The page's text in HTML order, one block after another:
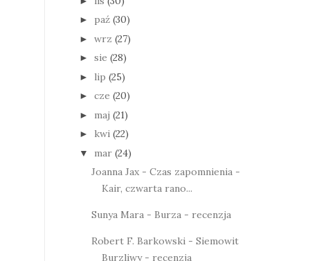
► paź (30)
► wrz (27)
► sie (28)
► lip (25)
► cze (20)
► maj (21)
► kwi (22)
▼ mar (24)
Joanna Jax - Czas zapomnienia -
Kair, czwarta rano...
Sunya Mara - Burza - recenzja
Robert F. Barkowski - Siemowit
Burzliwy - recenzja